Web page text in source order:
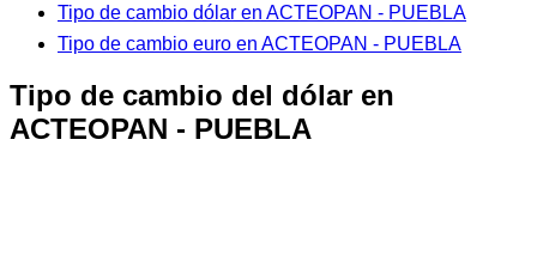
Tipo de cambio dólar en ACTEOPAN - PUEBLA
Tipo de cambio euro en ACTEOPAN - PUEBLA
Tipo de cambio del dólar en
ACTEOPAN - PUEBLA